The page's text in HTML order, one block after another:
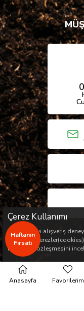
Haftanın
Fırsatı
Çerez Kullanımı
Sizlere en iyi alışveriş
sitemizde
için Kvkk sözleşmesini
Anasayfa Favorilerim